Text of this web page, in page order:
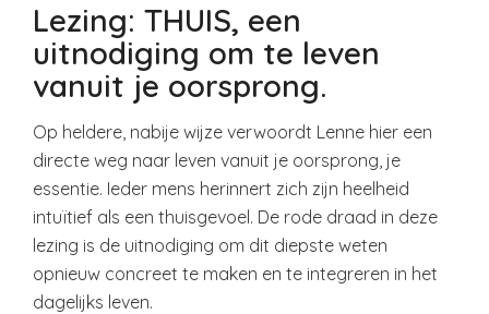
Lezing: THUIS, een
uitnodiging om te leven
vanuit je oorsprong.
Op heldere, nabije wijze verwoordt Lenne hier een
directe weg naar leven vanuit je oorsprong, je
essentie. Ieder mens herinnert zich zijn heelheid
intuïtief als een thuisgevoel. De rode draad in deze
lezing is de uitnodiging om dit diepste weten
opnieuw concreet te maken en te integreren in het
dagelijks leven.